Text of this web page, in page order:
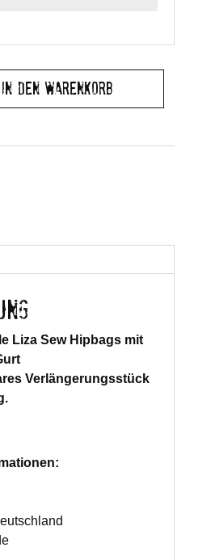
In den Warenkorb
Liza Sew Hipbags mit
Verlängerungsstück